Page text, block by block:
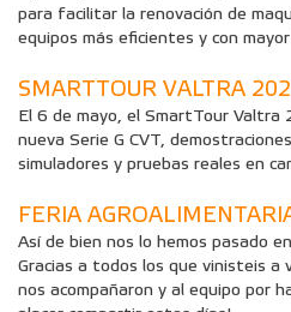
para facilitar la renovación de
equipos más eficientes y con
SMARTTOUR VALTRA
El 6 de mayo, el SmartTour Valtra
nueva Serie G CVT,
simuladores y pruebas reales en
FERIA
Así de bien nos lo hemos pasado
Gracias a todos los que vinisteis a
nos acompañaron y al equipo por